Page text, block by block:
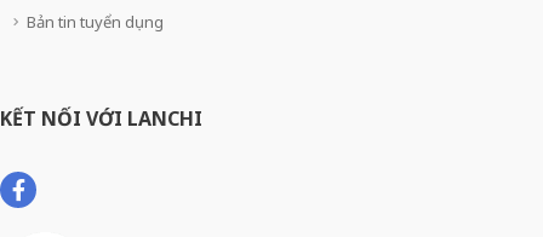
Bản tin tuyển dụng
KẾT NỐI VỚI LANCHI